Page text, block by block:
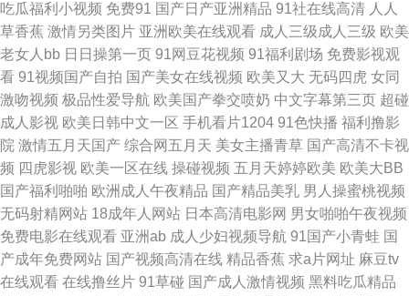
成人福利视频导航 91国内产香蕉 欧美色图77 东方成人影库AV 在线香蕉 久
久国产精品人妻酒店 www色色 91观看链接 91综合播放在线 国内探花网址视
日本阿v网站 亚洲美女丝袜足交 伊人网管网 91黑丝精品 91小视频国产 91综
合在线视频 久草成人在线观看 91永久在线免费 伊人网在线婷婷 国产40页 韩
国V网 久久草电影 欧美性猛交久久 深夜福利剧场 午夜国产诱惑 亚洲衣衣在
线视频精品 91在线视频网站免费观看 在线视频传媒 91啦操全 日本成人网片
吃瓜福利小视频 免费91 国产日产亚洲精品 91社在线高清 人人
草香蕉 激情另类图片 亚洲欧美在线观看 成人三级成人三级 欧美
老女人bb 日日操第一页 91网豆花视频 91福利剧场 免费影视观
看 91视频国产自拍 国产美女在线视频 欧美又大 无码四虎 女同
激吻视频 极品性爱导航 欧美国产拳交喷奶 中文字幕第三页 超碰
成人影视 欧美日韩中文一区 手机看片1204 91色快播 福利撸影
院 激情五月天国产 综合网五月天 美女主播青草 国产高清不卡视
频 四虎影视 欧美一区在线 操碰视频 五月天婷婷欧美 欧美大BB
国产福利啪啪 欧洲成人午夜精品 国产精品美乳 男人操蜜桃视频
无码射精网站 18成年人网站 日本高清电影网 男女啪啪午夜视频
免费电影在线观看 亚洲ab 成人少妇视频导航 91国产小青蛙 国
产成年免费网站 国产视频高清在线 精品香蕉 求a片网址 麻豆tv
在线观看 在线撸丝片 91草碰 国产成人激情视频 黑料吃瓜精品